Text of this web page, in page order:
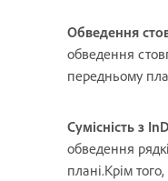
Обведення
обведення
передньому
Сумісність з
обведення
плані.Крім